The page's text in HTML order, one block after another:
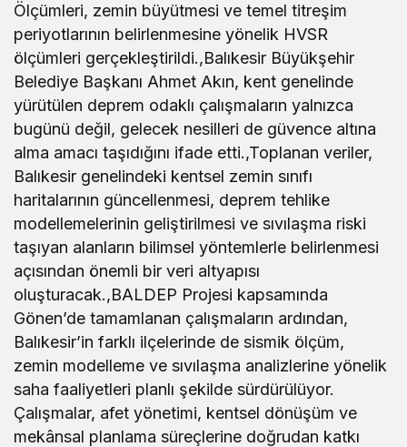
Ölçümleri, zemin büyütmesi ve temel titreşim
periyotlarının belirlenmesine yönelik HVSR
ölçümleri gerçekleştirildi.,Balıkesir Büyükşehir
Belediye Başkanı Ahmet Akın, kent genelinde
yürütülen deprem odaklı çalışmaların yalnızca
bugünü değil, gelecek nesilleri de güvence altına
alma amacı taşıdığını ifade etti.,Toplanan veriler,
Balıkesir genelindeki kentsel zemin sınıfı
haritalarının güncellenmesi, deprem tehlike
modellemelerinin geliştirilmesi ve sıvılaşma riski
taşıyan alanların bilimsel yöntemlerle belirlenmesi
açısından önemli bir veri altyapısı
oluşturacak.,BALDEP Projesi kapsamında
Gönen’de tamamlanan çalışmaların ardından,
Balıkesir’in farklı ilçelerinde de sismik ölçüm,
zemin modelleme ve sıvılaşma analizlerine yönelik
saha faaliyetleri planlı şekilde sürdürülüyor.
Çalışmalar, afet yönetimi, kentsel dönüşüm ve
mekânsal planlama süreçlerine doğrudan katkı